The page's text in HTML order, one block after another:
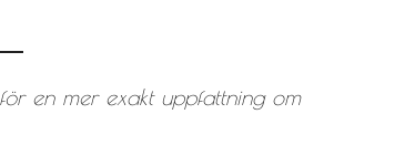
en mer exakt uppfattning om